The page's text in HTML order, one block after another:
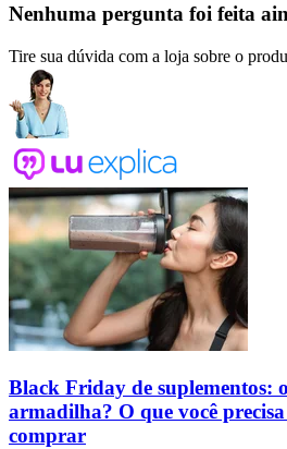
Nenhuma pergunta foi feita
Tire sua dúvida com a loja sobre o
Black Friday de suplementos:
armadilha? O que você precisa
comprar